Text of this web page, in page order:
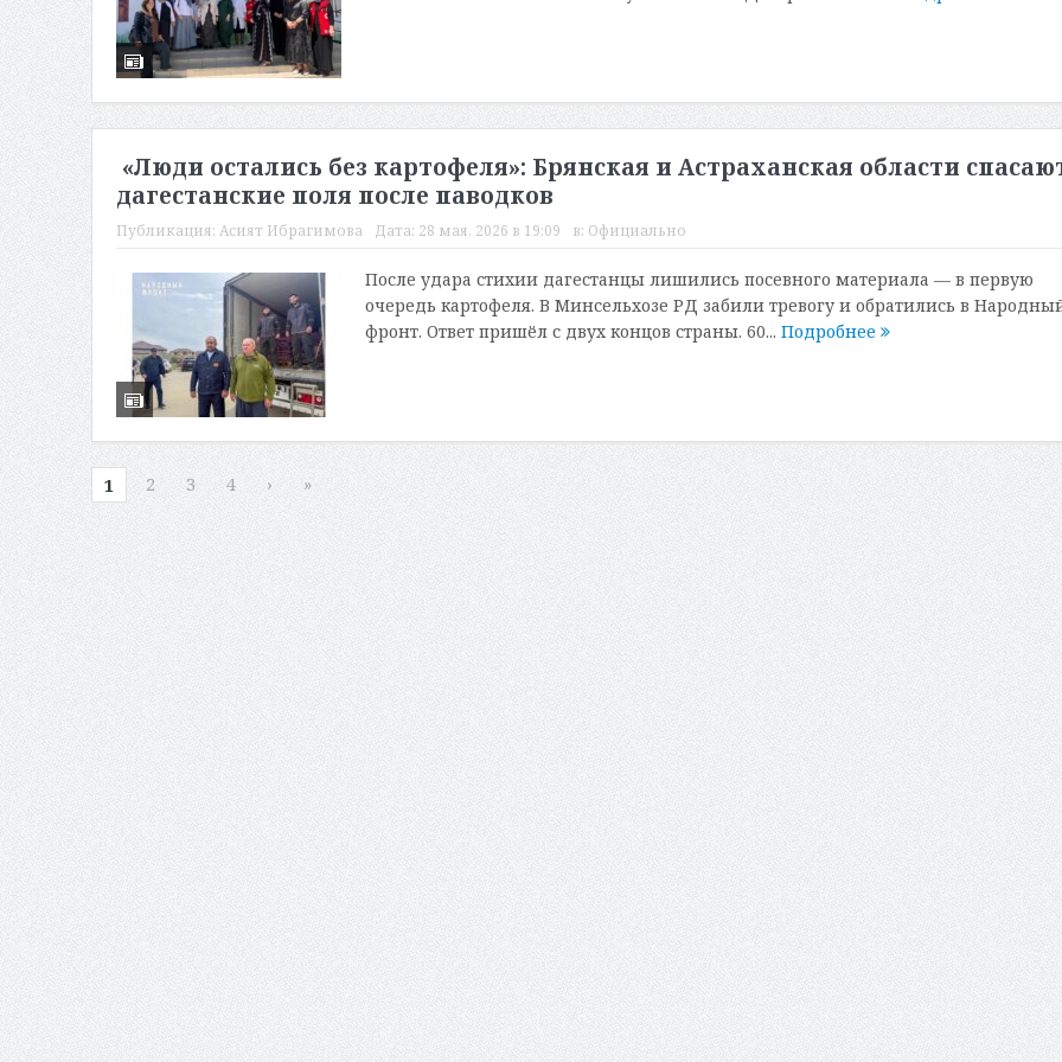
«Люди остались без картофеля»: Брянская и Астраханская области
дагестанские поля после паводков
Публикация: Асият Ибрагимова Дата: 28 мая, 2026 в 19:09 в: Официально
После удара стихии дагестанцы лишились посевного материала — в первую
очередь картофеля. В Минсельхозе РД забили тревогу и обратились в
фронт. Ответ пришёл с двух концов страны. 60... Подробнее
1 2 3 4 › »